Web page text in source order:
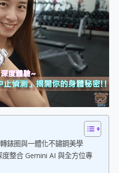
好用的 EaseUS Partition Master 讓您輕鬆的移除與格式化有防寫保護的隨身碟或SD卡
一鍵修復模糊影片、舊照的 AI 好幫手! VideoProc Converter AI 新版全解析 × 年末優惠，一篇全看懂
小朋友才做選擇 投影機 RGB藍牙音響 氛圍情境燈 我通通都要！ Starfish 2 幻彩膠囊投影機｜結合「 智慧投影 & 煥彩流動 」的沈浸式生活新體驗
外型超吸晴~ 給您絕佳操控體驗 GravaStar Mercury K1 系列 異星機械鍵盤與 Mercury X 系列 輕量無線電競滑鼠 開箱 評測
開箱~變身「蜘蛛人」椅子軍師！MSI MPG 491CQP QD-OLED 超寬曲面電競螢幕，多工辦公、爽度滿滿的終極桌面體驗
iPhone 17 系列 有認證的防護來囉！ imos 首家導入 UL MCV 行銷宣告驗證的手機配件品牌
DJI Osmo Pocket 3 爽爽帶回家 歡慶 EaseUS 21 週年到來，「Slogan 海報徵稿活動」好康大放送
小巧好吸不擋鏡頭 有Qi2認證的 ONPRO MagReact MXs2 5000mAh薄型磁吸無線急速行動電源 開箱 評測
會走動的冷暖氣 SONY REON POCKET PRO 穿戴式智慧冷暖調溫裝置 開箱 評測
寶可夢飛人外掛iToolab AnyGo全新升級，GO Fest 五折優惠嗨翻天！支援 iOS/Android！
百倍變焦實測~ vivo X200 Pro 與 S25 Ultra 誰能滿足全場景拍攝需求？
自帶線的 有線無線都能充 ONPRO MagReact M5 10000mAh 5合1 磁吸無線急速行動電源 開箱 評測
飛利浦 JS7310 ⚡【電急便｜行動儲能救車電源】 可靠的旅行夥伴！帶給您優異的安全性與強大供電效能
錶圈與一體化不鏽鋼美學
整合 Gemini AI 與全方位專